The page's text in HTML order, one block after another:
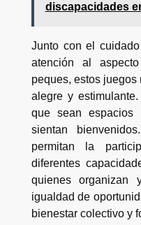
discapacidades
Junto con el
atención al
peques, estos
alegre y
que sean espacios
sientan
permitan la
diferentes
quienes organizan
igualdad de
bienestar colectivo y